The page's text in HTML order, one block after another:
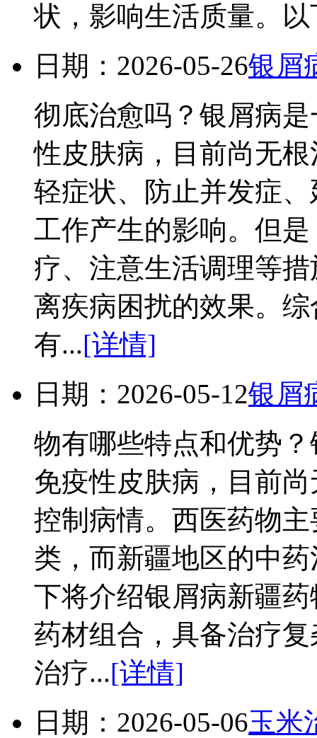
状，影响生活质量。
日期：2026-05-26银屑
彻底治愈吗？银屑病
性皮肤病，目前尚无
轻症状、防止并发症
工作产生的影响。但
疗、注意生活调理等
离疾病困扰的效果。
有...[详情]
日期：2026-05-12银屑
物有哪些特点和优势
免疫性皮肤病，目前
控制病情。西医药物
类，而新疆地区的中
下将介绍银屑病新疆
药材组合，具备治疗
治疗...[详情]
日期：2026-05-06玉米